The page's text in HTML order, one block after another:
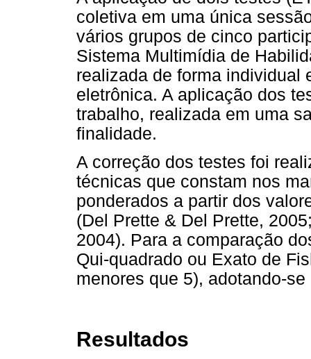
coletiva em uma única
vários grupos de cinco
Sistema Multimídia de
realizada de forma individual
eletrônica. A aplicação dos
trabalho, realizada em uma
finalidade.
A correção dos testes foi
técnicas que constam nos
ponderados a partir dos
(Del Prette & Del Prette,
2004). Para a comparação
Qui-quadrado ou Exato de
menores que 5), adotando-
Resultados